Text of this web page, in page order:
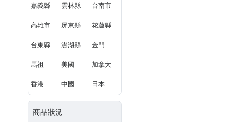
嘉義縣 雲林縣 台南市
高雄市 屏東縣 花蓮縣
台東縣 澎湖縣 金門
馬祖 美國 加拿大
香港 中國 日本
商品狀況